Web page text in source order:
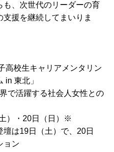
も、次世代のリーダーの育
援を継続してまいりま
高校生キャリアメンタリン
in 東北」
躍する社会人女性との
）・20日（日）※
日（土）で、20日
ョン